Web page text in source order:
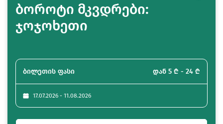
ბოროტი მკვდრები:
ჯოჯოხეთი
ბილეთის ფასი დან 5 ₾ - 24 ₾
17.07.2026 - 11.08.2026